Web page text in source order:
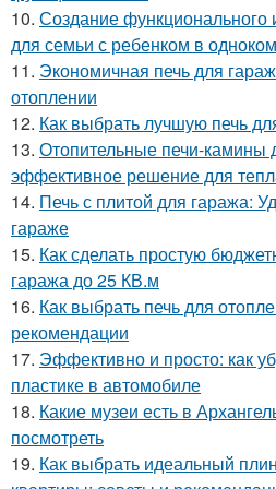
10. Создание функционального
для семьи с ребенком в
11. Экономичная печь для
отоплении
12. Как выбрать лучшую печь
13. Отопительные печи-камины
эффективное решение для
14. Печь с плитой для гаража:
гараже
15. Как сделать простую
гаража до 25 КВ.м
16. Как выбрать печь для
рекомендации
17. Эффективно и просто: как
пластике в автомобиле
18. Какие музеи есть в
посмотреть
19. Как выбрать идеальный